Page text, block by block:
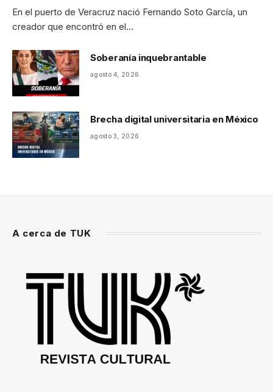
En el puerto de Veracruz nació Fernando Soto García, un
creador que encontró en el…
Soberanía inquebrantable
agosto 4, 2026
Brecha digital universitaria en México
agosto 3, 2026
A cerca de TUK